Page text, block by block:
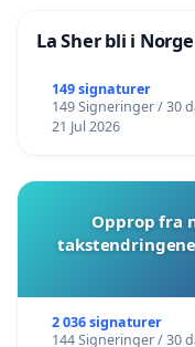
La Sher bli i
149 signaturer
149 Signeringer / 30
21 Jul 2026
Opprop fra
2 036 signaturer
144 Signeringer / 30